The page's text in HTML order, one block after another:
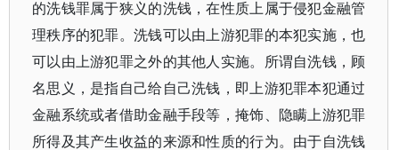
的洗钱罪属于狭义的洗钱，在性质上属于侵犯金融管
理秩序的犯罪。洗钱可以由上游犯罪的本犯实施，也
可以由上游犯罪之外的其他人实施。所谓自洗钱，顾
名思义，是指自己给自己洗钱，即上游犯罪本犯通过
金融系统或者借助金融手段等，掩饰、隐瞒上游犯罪
所得及其产生收益的来源和性质的行为。由于自洗钱